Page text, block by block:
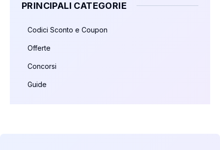
PRINCIPALI CATEGORIE
Codici Sconto e Coupon
Offerte
Concorsi
Guide